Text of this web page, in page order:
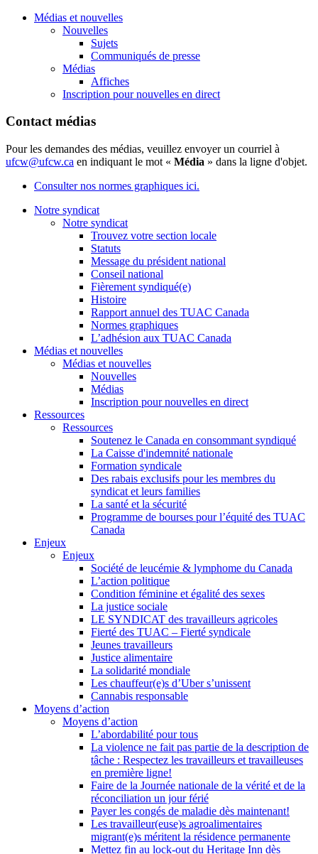
Médias et nouvelles
Nouvelles
Sujets
Communiqués de presse
Médias
Affiches
Inscription pour nouvelles en direct
Contact médias
Pour les demandes des médias, veuillez envoyer un courriel à
ufcw@ufcw.ca en indiquant le mot « Média » dans la ligne d'objet.
Consulter nos normes graphiques ici.
Notre syndicat
Notre syndicat
Trouvez votre section locale
Statuts
Message du président national
Conseil national
Fièrement syndiqué(e)
Histoire
Rapport annuel des TUAC Canada
Normes graphiques
L’adhésion aux TUAC Canada
Médias et nouvelles
Médias et nouvelles
Nouvelles
Médias
Inscription pour nouvelles en direct
Ressources
Ressources
Soutenez le Canada en consommant syndiqué
La Caisse d'indemnité nationale
Formation syndicale
Des rabais exclusifs pour les membres du
syndicat et leurs families
La santé et la sécurité
Programme de bourses pour l’équité des TUAC
Canada
Enjeux
Enjeux
Société de leucémie & lymphome du Canada
L’action politique
Condition féminine et égalité des sexes
La justice sociale
LE SYNDICAT des travailleurs agricoles
Fierté des TUAC – Fierté syndicale
Jeunes travailleurs
Justice alimentaire
La solidarité mondiale
Les chauffeur(e)s d’Uber s’unissent
Cannabis responsable
Moyens d’action
Moyens d’action
L’abordabilité pour tous
La violence ne fait pas partie de la description de
tâche : Respectez les travailleurs et travailleuses
en première ligne!
Faire de la Journée nationale de la vérité et de la
réconciliation un jour férié
Payer les congés de maladie dès maintenant!
Les travailleur(euse)s agroalimentaires
migrant(e)s méritent la résidence permanente
Mettez fin au lock-out du Heritage Inn dès